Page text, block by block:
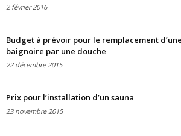
2 février 2016
Budget à prévoir pour le remplacement d’une
baignoire par une douche
22 décembre 2015
Prix pour l’installation d’un sauna
23 novembre 2015